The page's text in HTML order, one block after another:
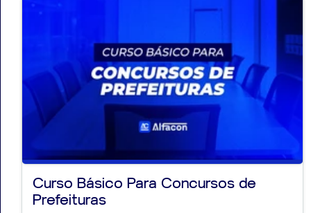
Curso Básico Para Concursos de
Prefeituras